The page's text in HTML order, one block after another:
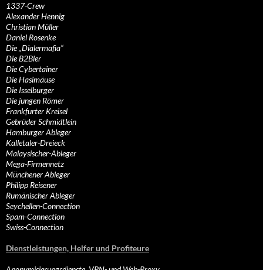
1337-Crew
Alexander Hennig
Christian Müller
Daniel Rosenke
Die „Dialermafia“
Die B2Bler
Die Cybertainer
Die Hasimäuse
Die Isselburger
Die jungen Römer
Frankfurter Kreisel
Gebrüder Schmidtlein
Hamburger Ableger
Kalletaler-Dreieck
Malaysischer-Ableger
Mega-Firmennetz
Münchener Ableger
Philipp Reisener
Rumänischer Ableger
Seychellen-Connection
Spam-Connection
Swiss-Connection
Dienstleistungen, Helfer und Profiteure